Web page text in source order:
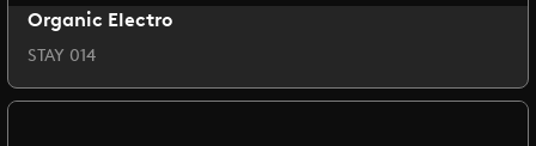
Organic Electro
STAY 014